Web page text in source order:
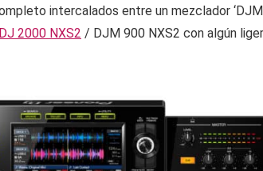
intercalados entre un mezclador
2000 NXS2 / DJM 900 NXS2 con algún